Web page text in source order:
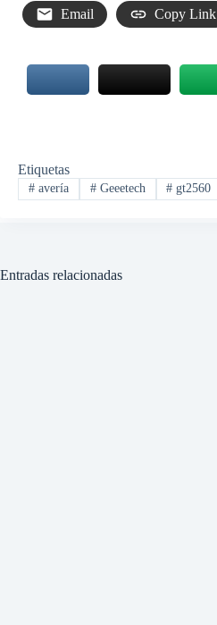
Email Copy Link
Etiquetas
#avería #Geeetech # gt2560
Entradas relacionadas